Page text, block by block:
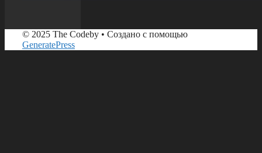
© 2025 The Codeby • Создано с помощью
GeneratePress